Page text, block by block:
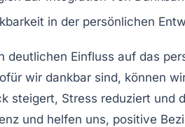
in der persönlichen
deutlichen Einfluss auf das
wir dankbar sind, können
steigert, Stress reduziert und
und helfen uns, positive